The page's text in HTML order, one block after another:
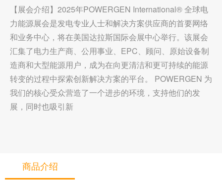
【展会介绍】2025年POWERGEN International® 全球电
力能源展会是发电专业人士和解决方案供应商的首要网络
和业务中心，将在美国达拉斯国际会展中心举行。该展会
汇集了电力生产商、公用事业、EPC、顾问、原始设备制
造商和大型能源用户，成为在向更清洁和更可持续的能源
转变的过程中探索创新解决方案的平台。 POWERGEN 为
我们的核心受众营造了一个进步的环境，支持他们的发
展，同时也吸引新
商品介绍